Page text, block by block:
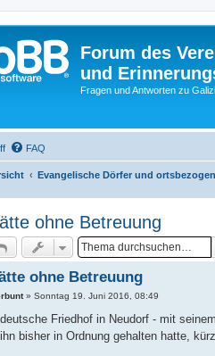
Forum des
und
Fragen und Antworten zu
FAQ
Evangelische Dörfer und
ohne Betreuung
ohne Betreuung
» Sonntag 19. Juni 2016, 08:49
Friedhof in Neudorf - mit
bisher in Ordnung gehalten hatte,